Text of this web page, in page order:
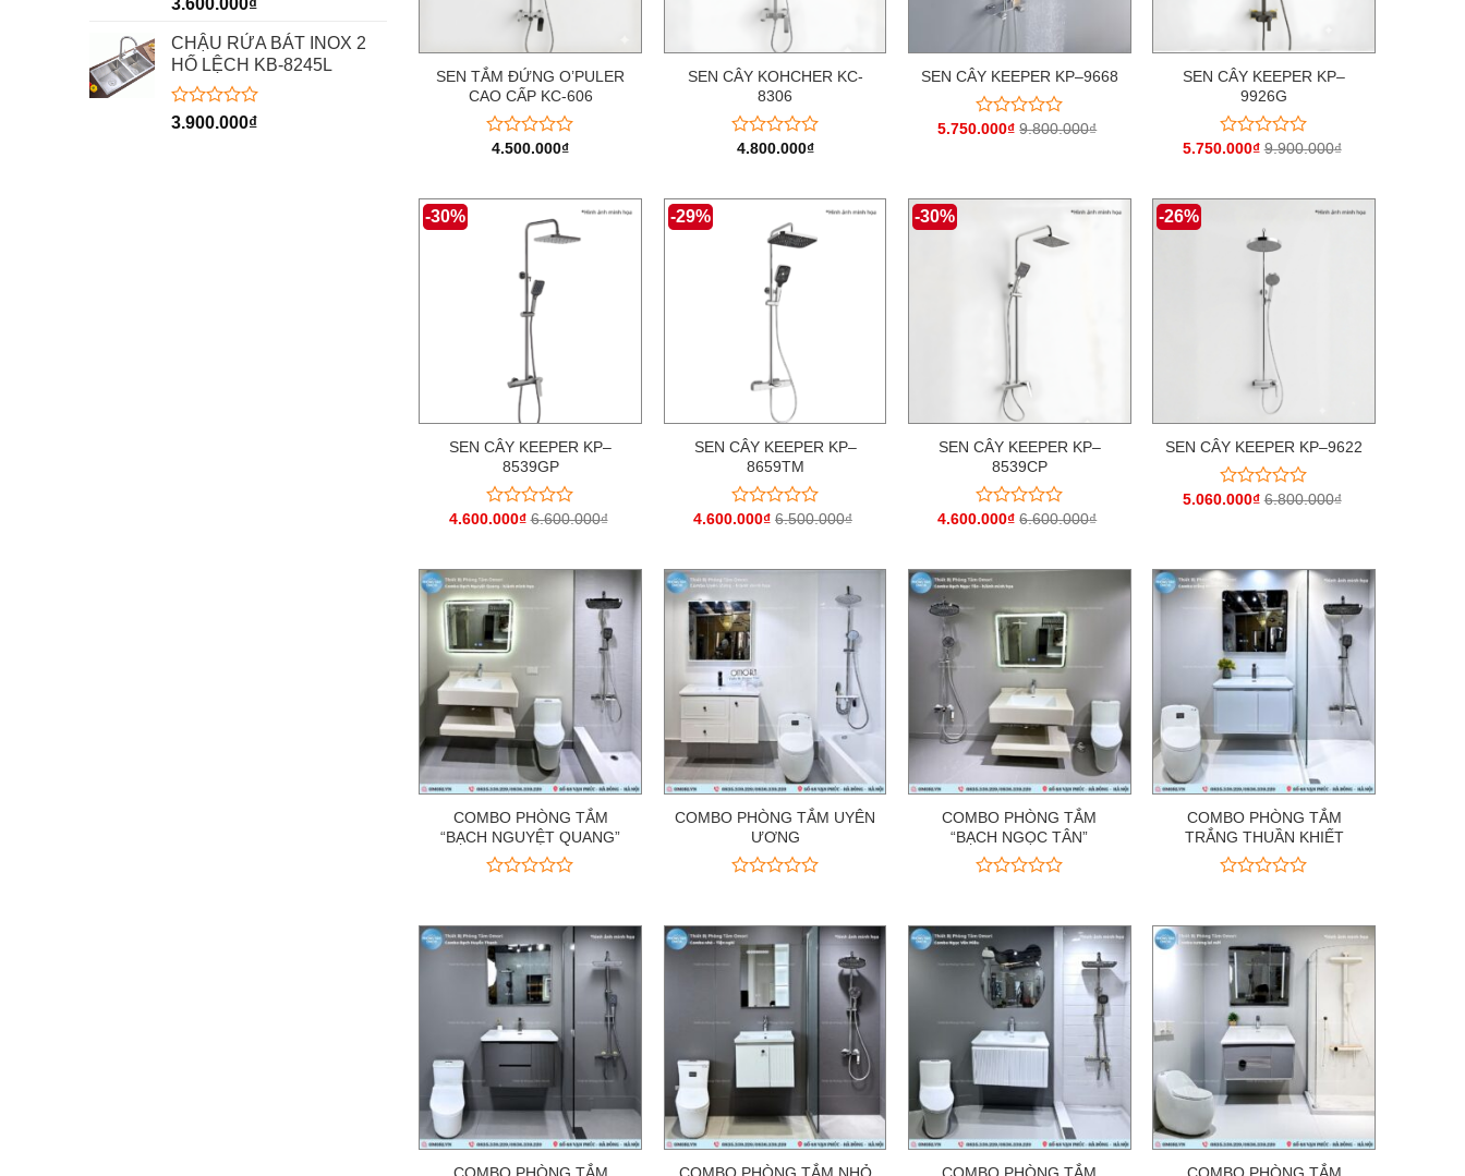
hạng
0
5
sao
3.600.000₫
CHẬU RỬA BÁT INOX 2
HỐ LỆCH KB-8245L
Được
3.900.000₫
SEN TẮM ĐỨNG O’PULER
CAO CẤP KC-606
Được
0
4.500.000₫
SEN CÂY KOHCHER KC-
8306
Được
0
4.800.000₫
SEN CÂY KEEPER KP–9668
Được
5
5.750.000₫ 9.800.000₫
SEN CÂY KEEPER KP–
9926G
Được
0
5.750.000₫ 9.900.000₫
-30%
SEN CÂY KEEPER KP–
8539GP
Được
0
5
sao
4.600.000₫ 6.600.000₫
-29%
SEN CÂY KEEPER KP–
8659TM
Được
0
5
sao
4.600.000₫ 6.500.000₫
-30%
SEN CÂY KEEPER KP–
8539CP
Được
0
5
4.600.000₫ 6.600.000₫
-26%
SEN CÂY KEEPER KP–9622
Được
5
sao
5.060.000₫ 6.800.000₫
COMBO PHÒNG TẮM
“BẠCH NGUYỆT QUANG”
hạng
0
5
sao
COMBO PHÒNG TẮM UYÊN
ƯƠNG
hạng
0
sao
COMBO PHÒNG TẮM
“BẠCH NGỌC TÂN”
hạng
0
5
sao
COMBO PHÒNG TẮM
TRẮNG THUẦN KHIẾT
hạng
0
5
sao